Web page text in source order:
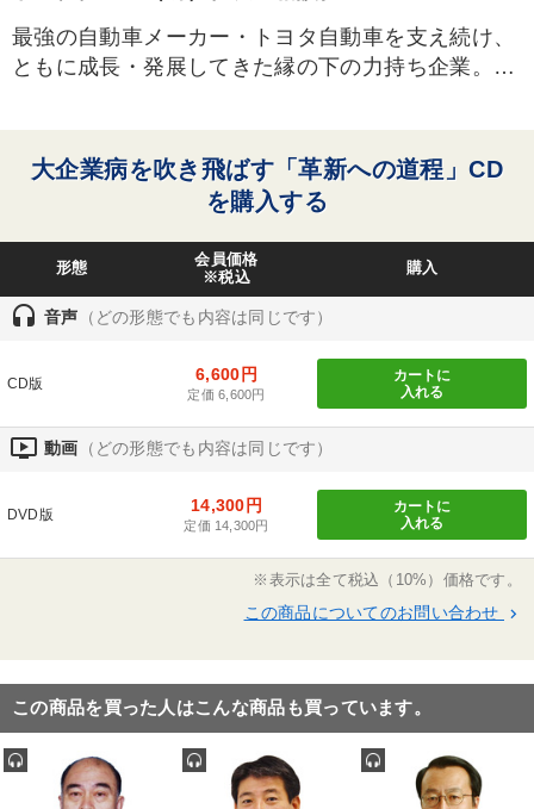
local_offer タグから探す refresh 更新する
すべての音声・動画（全2077タイトル）からお探しいただけます
テレビ・ネットで話題
企業文化 リベラルアーツ
両利きの経営 ベンチャー 話し方
通信販売
イノベーション
多角化・新規事業 リーダーシップ
稲盛和夫 仕事術・ビジネスハック トレンド
最強の自動車メーカー・トヨタ自動車を支え続け、
ともに成長・発展してきた縁の下の力持ち企業。ト
当。これまでの50年間で1億3000万台以上の新車を
輸送。国内の販売店向け、輸出向けなどを取り扱
う。現在、全国50以上の輸送拠点と65社のパート
ナーで、1600両のキャリアカーと22隻の自動車専
用船を持つ国内最強の物流ネットワークを誇る。
山形県出身。新潟大学工学部卒業。1964年トヨタ自
動車（旧トヨタ自動車販売）入社。83年米国トヨタ
自動車販売副社長。94年トヨタ自動車取締役。トヨ
フジ海運社長を経て、02年トヨタ輸送の社長に就
任。高い企業理念とＪＱＡ・経営品質向上プログラ
ムを活用し、経営革新を成功させた名経営者。
大企業病を吹き飛ばす「革新への道程」CD
を購入する
形態
会員価格
※税込
購入
headset 音声 （どの形態でも内容は同じです）
CD版 6,600円
定価 6,600円
カートに
入れる
ondemand_video 動画 （どの形態でも内容は同じです）
DVD版 14,300円
定価 14,300円
カートに
入れる
※表示は全て税込（10%）価格です。
この商品についてのお問い合わせ keyboard_arrow_right
この商品を買った人はこんな商品も買っています。